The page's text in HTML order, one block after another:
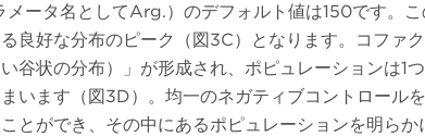
ータ名としてArg.）のデフォルト値は150です。
良好な分布のピーク（図3C）となります。コファ
谷状の分布）」が形成され、ポピュレーションは1
います（図3D）。均一のネガティブコントロール
とができ、その中にあるポピュレーションを明ら